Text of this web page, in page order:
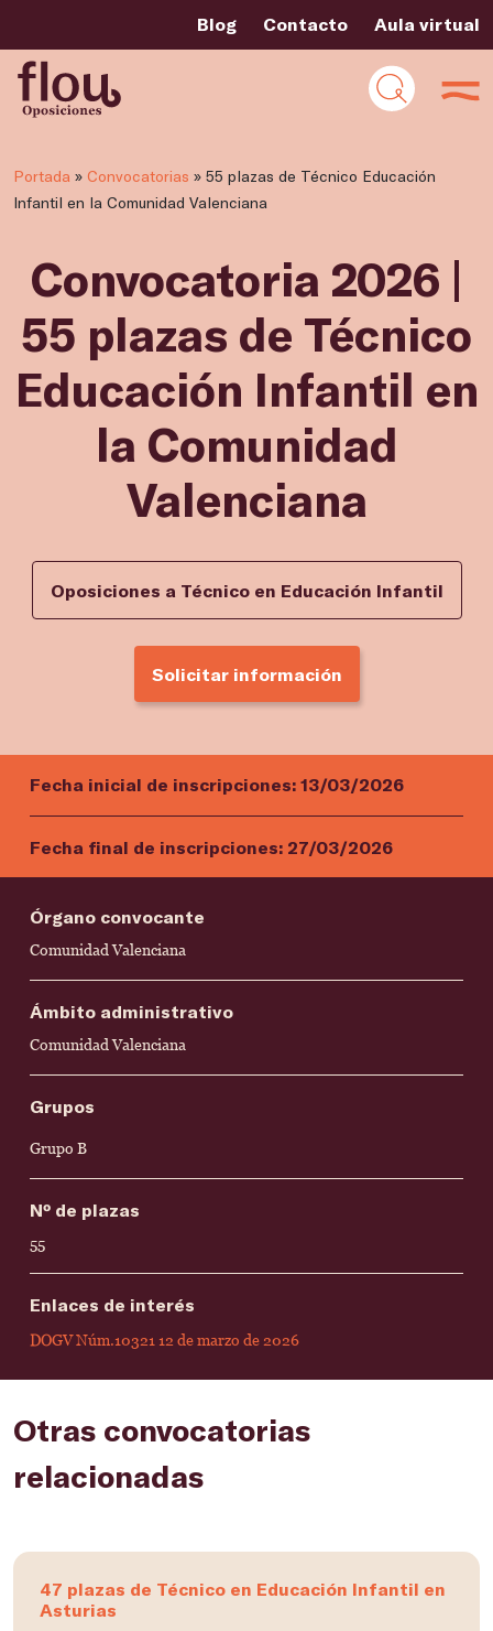
Blog Contacto Aula virtual
Portada » Convocatorias » 55 plazas de Técnico Educación
Infantil en la Comunidad Valenciana
Convocatoria 2026 |
55 plazas de Técnico
Educación Infantil en
la Comunidad
Valenciana
Oposiciones a Técnico en Educación Infantil
Solicitar información
Fecha inicial de inscripciones: 13/03/2026
Fecha final de inscripciones: 27/03/2026
Órgano convocante
Comunidad Valenciana
Ámbito administrativo
Comunidad Valenciana
Grupos
Grupo B
Nº de plazas
55
Enlaces de interés
DOGV Núm.10321 12 de marzo de 2026
Otras convocatorias
relacionadas
47 plazas de Técnico en Educación Infantil en
Asturias